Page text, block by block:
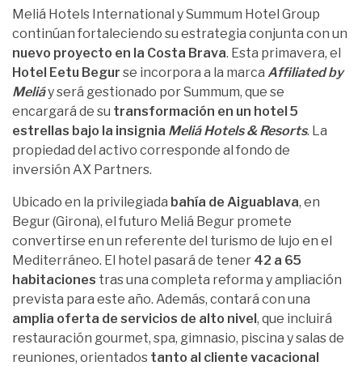
Meliá Hotels International y Summum Hotel Group
continúan fortaleciendo su estrategia conjunta con un
nuevo proyecto en la Costa Brava. Esta primavera, el
Hotel Eetu Begur se incorpora a la marca Affiliated by
Meliáy será gestionado por Summum, que se
encargará de su transformación en un hotel 5
estrellas bajo la insignia Meliá Hotels & Resorts. La
propiedad del activo corresponde al fondo de
inversión AX Partners.
Ubicado en la privilegiada bahía de Aiguablava, en
Begur (Girona), el futuro Meliá Begur promete
convertirse en un referente del turismo de lujo en el
Mediterráneo. El hotel pasará de tener 42 a 65
habitaciones tras una completa reforma y ampliación
prevista para este año. Además, contará con una
amplia oferta de servicios de alto nivel, que incluirá
restauración gourmet, spa, gimnasio, piscina y salas de
reuniones, orientados tanto al cliente vacacional